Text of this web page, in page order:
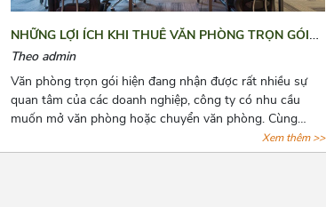
NHỮNG LỢI ÍCH KHI THUÊ VĂN PHÒNG TRỌN GÓI
LÀ GÌ?
Theo admin
Văn phòng trọn gói hiện đang nhận được rất nhiều sự
quan tâm của các doanh nghiệp, công ty có nhu cầu
muốn mở văn phòng hoặc chuyển văn phòng. Cùng
Azoffice điểm danh những lợi ích khi thuê văn phòng
trọn gói qua bài viết dưới đây nhé!
Xem thêm >>